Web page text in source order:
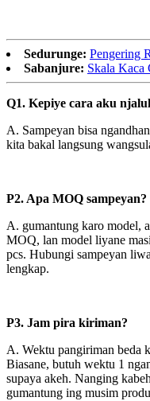
Sedurunge: Pengering
Sabanjure: Skala Kaca
Q1. Kepiye cara aku
A. Sampeyan bisa
kita bakal langsung
P2. Apa MOQ sampeyan?
A. gumantung karo model,
MOQ, lan model liyane
pcs. Hubungi sampeyan
lengkap.
P3. Jam pira kiriman?
A. Wektu pangiriman beda
Biasane, butuh wektu 1
supaya akeh. Nanging
gumantung ing musim